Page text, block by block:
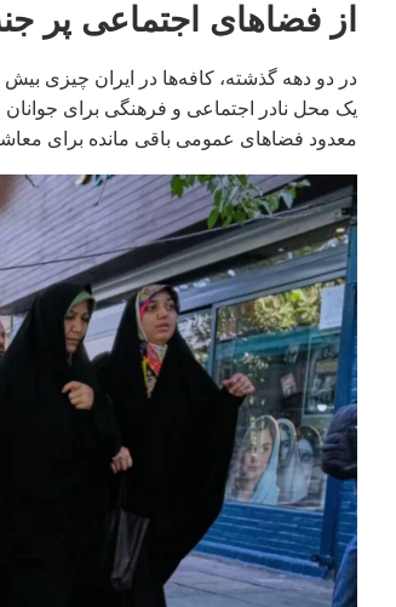
از فضاهای اجتماعی پر
در دو دهه گذشته، کافه‌ها در ایران چیزی
یک محل نادر اجتماعی و فرهنگی برای
معدود فضاهای عمومی باقی مانده برای